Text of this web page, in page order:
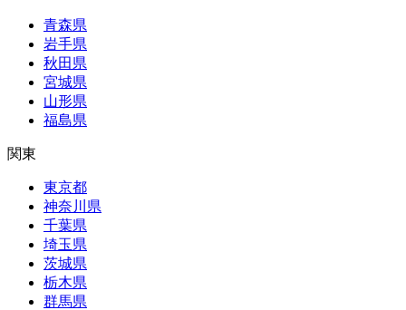
青森県
岩手県
秋田県
宮城県
山形県
福島県
関東
東京都
神奈川県
千葉県
埼玉県
茨城県
栃木県
群馬県